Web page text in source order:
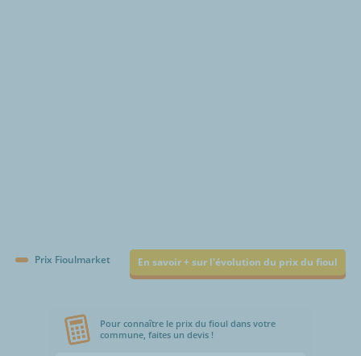
Prix Fioulmarket En savoir + sur l'évolution du prix du fioul
Pour connaître le prix du fioul dans votre
commune, faites un devis !